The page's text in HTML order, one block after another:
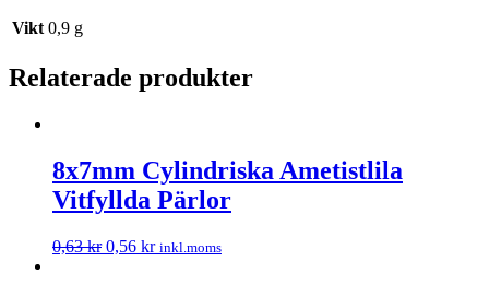
Vikt 0,9 g
Relaterade produkter
8x7mm Cylindriska Ametistlila
Vitfyllda Pärlor
0,63kr 0,56 kr inkl.moms